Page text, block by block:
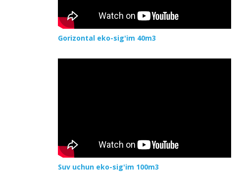
Gorizontal eko-sig'im 40m3
Suv uchun eko-sig'im 100m3